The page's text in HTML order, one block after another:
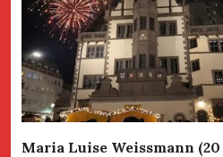
Maria Luise Weissmann (20